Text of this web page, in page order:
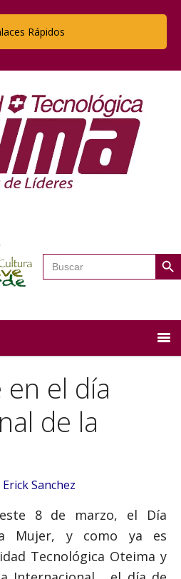
Rápidos
Buscar: Botón
el día
de la
Erick Sanchez
8 de marzo, el Día
Mujer, y como ya es
Tecnológica Oteima y